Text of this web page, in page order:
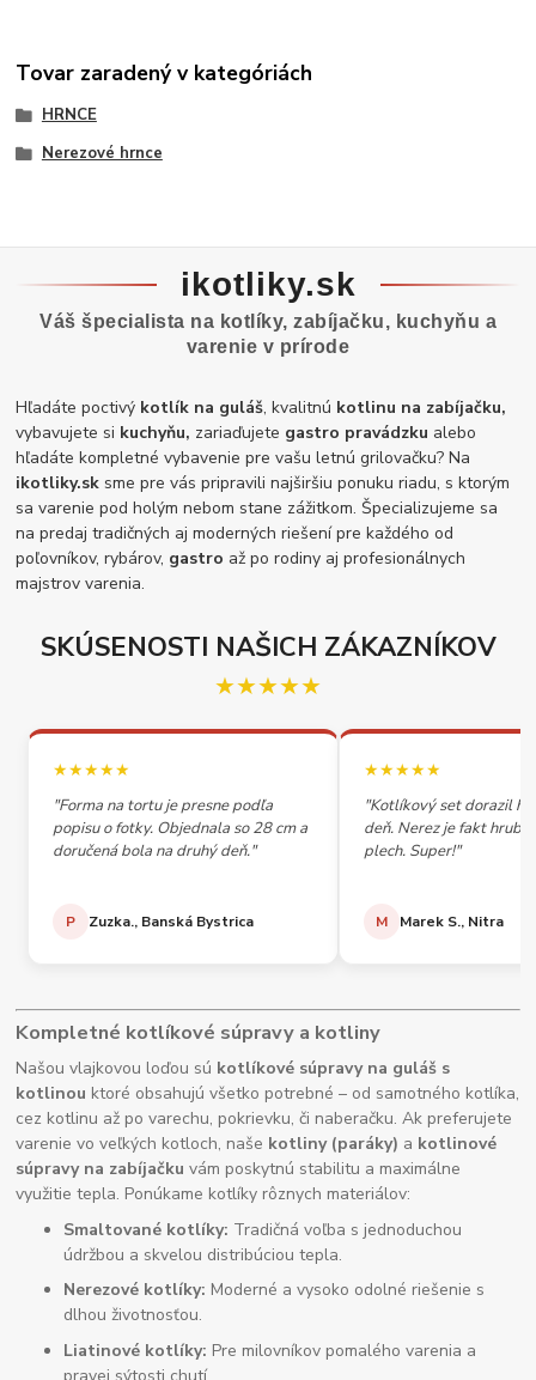
Tovar zaradený v kategóriách
HRNCE
Nerezové hrnce
ikotliky.sk
Váš špecialista na kotlíky, zabíjačku, kuchyňu a
varenie v prírode
Hľadáte poctivý kotlík na guláš, kvalitnú kotlinu na zabíjačku,
vybavujete si kuchyňu, zariaďujete gastro pravádzku alebo
hľadáte kompletné vybavenie pre vašu letnú grilovačku? Na
ikotliky.sk sme pre vás pripravili najširšiu ponuku riadu, s ktorým
sa varenie pod holým nebom stane zážitkom. Špecializujeme sa
na predaj tradičných aj moderných riešení pre každého od
poľovníkov, rybárov, gastro až po rodiny aj profesionálnych
majstrov varenia.
SKÚSENOSTI NAŠICH ZÁKAZNÍKOV
★★★★★
★★★★★
"Forma na tortu je presne podľa
popisu o fotky. Objednala so 28 cm a
doručená bola na druhý deň."
P Zuzka., Banská Bystrica
★★★★★
"Kotlíkový set dorazil
deň. Nerez je fakt
plech. Super!"
M Marek S., Nitra
Kompletné kotlíkové súpravy a kotliny
Našou vlajkovou loďou sú kotlíkové súpravy na guláš s
kotlinou ktoré obsahujú všetko potrebné – od samotného kotlíka,
cez kotlinu až po varechu, pokrievku, či naberačku. Ak preferujete
varenie vo veľkých kotloch, naše kotliny (paráky) a kotlinové
súpravy na zabíjačku vám poskytnú stabilitu a maximálne
využitie tepla. Ponúkame kotlíky rôznych materiálov:
Smaltované kotlíky: Tradičná voľba s jednoduchou
údržbou a skvelou distribúciou tepla.
Nerezové kotlíky: Moderné a vysoko odolné riešenie s
dlhou životnosťou.
Liatinové kotlíky: Pre milovníkov pomalého varenia a